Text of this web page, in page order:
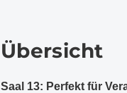
Übersicht
Saal 13: Perfekt für